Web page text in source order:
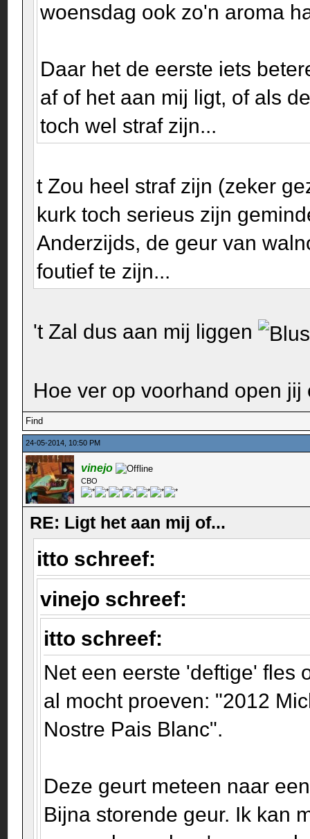
woensdag ook zo'n aroma
Daar het de eerste iets
af of het aan mij ligt, of als
toch wel straf zijn...
t Zou heel straf zijn (zeker
kurk toch serieus zijn
Anderzijds, de geur van
foutief te zijn...
't Zal dus aan mij liggen
Hoe ver op voorhand open
Find
24-05-2014, 10:50 PM
vinejo
CBO
RE: Ligt het aan mij of...
itto schreef:
vinejo schreef:
itto schreef:
Net een eerste 'deftige' fles
al mocht proeven: "2012
Nostre Pais Blanc".
Deze geurt meteen naar
Bijna storende geur. Ik kan